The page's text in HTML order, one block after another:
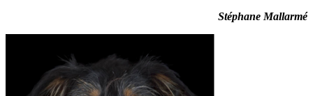
Stéphane Mallarmé